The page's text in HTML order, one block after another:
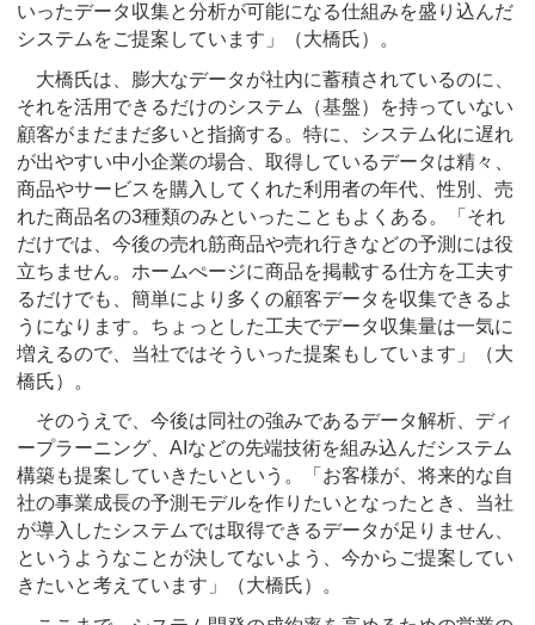
いったデータ収集と分析が可能になる仕組みを盛り込んだ
システムをご提案しています」（大橋氏）。
大橋氏は、膨大なデータが社内に蓄積されているのに、
それを活用できるだけのシステム（基盤）を持っていない
顧客がまだまだ多いと指摘する。特に、システム化に遅れ
が出やすい中小企業の場合、取得しているデータは精々、
商品やサービスを購入してくれた利用者の年代、性別、売
れた商品名の3種類のみといったこともよくある。「それ
だけでは、今後の売れ筋商品や売れ行きなどの予測には役
立ちません。ホームぺージに商品を掲載する仕方を工夫す
るだけでも、簡単により多くの顧客データを収集できるよ
うになります。ちょっとした工夫でデータ収集量は一気に
増えるので、当社ではそういった提案もしています」（大
橋氏）。
そのうえで、今後は同社の強みであるデータ解析、ディ
ープラーニング、AIなどの先端技術を組み込んだシステム
構築も提案していきたいという。「お客様が、将来的な自
社の事業成長の予測モデルを作りたいとなったとき、当社
が導入したシステムでは取得できるデータが足りません、
というようなことが決してないよう、今からご提案してい
きたいと考えています」（大橋氏）。